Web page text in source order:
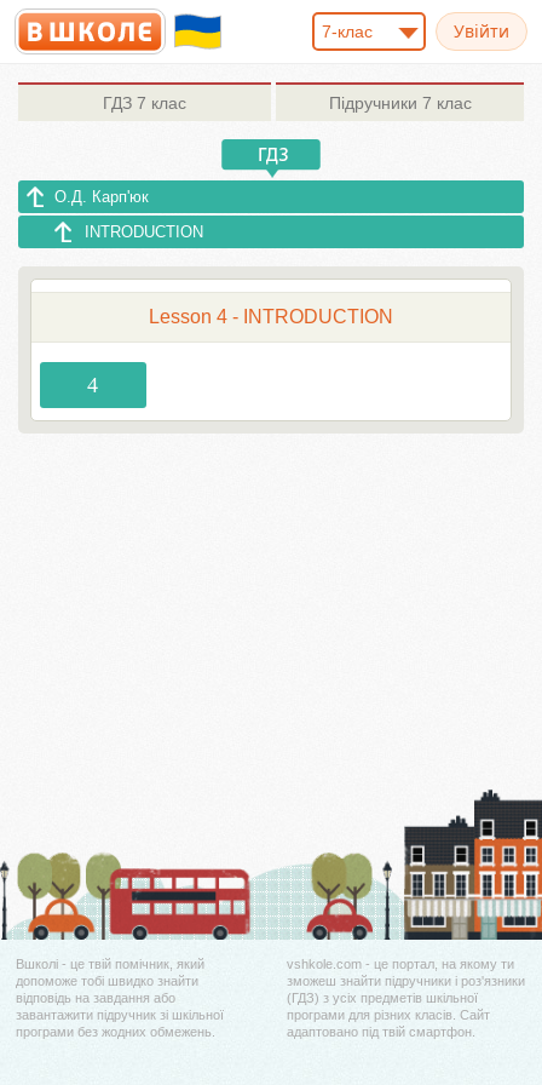
7-клас
ГДЗ 7 клас Підручники 7 клас
О.Д. Карп'юк
INTRODUCTION
Lesson 4 - INTRODUCTION
4
Вшколі - це твій помічник, який
допоможе тобі швидко знайти
відповідь на завдання або
завантажити підручник зі шкільної
програми без жодних обмежень.
vshkole.com - це портал, на якому ти
зможеш знайти підручники і роз'язники
(ГДЗ) з усіх предметів шкільної
програми для різних класів. Сайт
адаптовано під твій смартфон.